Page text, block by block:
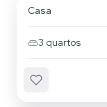
Casa
3 quartos